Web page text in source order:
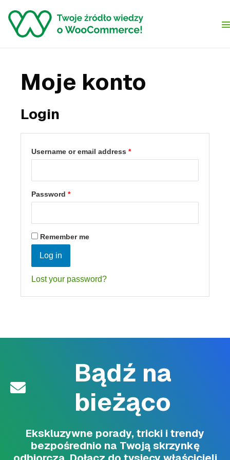
Moje konto
Login
Username or email address *
Password *
Remember me
Log in
Lost your password?
Bądź na
bieżąco
Ekskluzywne porady, tricki i trendy
bezpośrednio na Twoją skrzynkę